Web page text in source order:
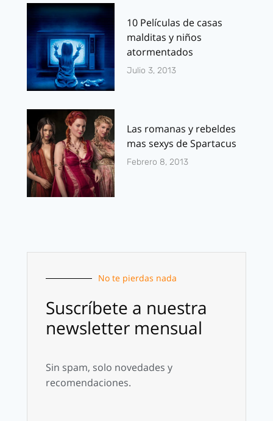
10 Películas de casas
malditas y niños
atormentados
Julio 3, 2013
Las romanas y rebeldes
mas sexys de Spartacus
Febrero 8, 2013
No te pierdas nada
Suscríbete a nuestra
newsletter mensual
Sin spam, solo novedades y
recomendaciones.